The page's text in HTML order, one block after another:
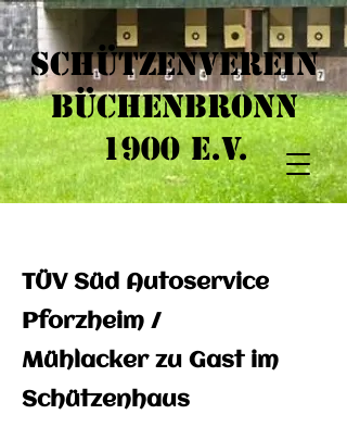
Schützenverein
Büchenbronn
1900 e.V.​
TÜV Süd Autoservice
Pforzheim /
Mühlacker zu Gast im
Schützenhaus